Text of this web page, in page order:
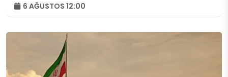
6 AĞUSTOS 12:00